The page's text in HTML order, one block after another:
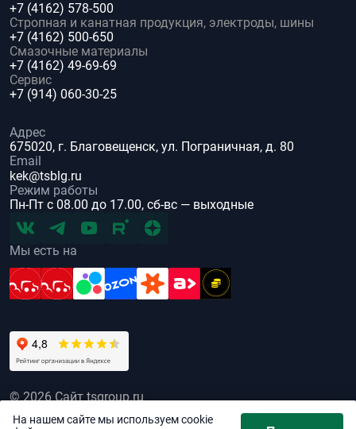
+7 (4162) 578-500
Стропная и канатная продукция, электроды, шины
+7 (4162) 500-650
Смазочные материалы
+7 (4162) 49-69-69
Сервис
+7 (914) 060-30-25
Адрес
675020, г. Благовещенск, ул. Пограничная, д. 80
Email
kek@tsblg.ru
Режим работы
Пн-Пт с 08.00 до 17.00, сб-вс — выходные
Мы есть на
© 2026 Сайт tsgroup.ru
Все права защищены
На нашем сайте мы используем cookie